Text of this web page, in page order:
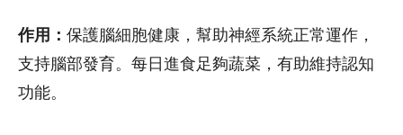
作用： 保護腦細胞健康，幫助神經系統正常運作，
支持腦部發育。每日進食足夠蔬菜，有助維持認知
功能。